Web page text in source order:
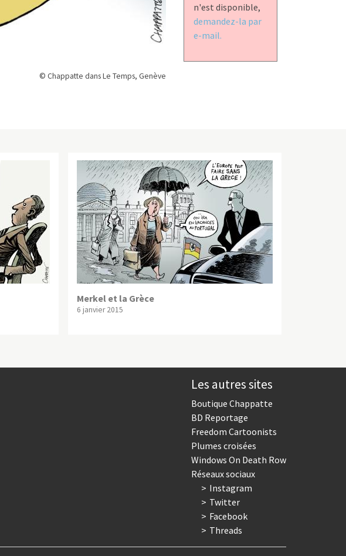
© Chappatte dans Le Temps, Genève
n'est disponible,
demandez-la par
e-mail.
Merkel et la Grèce
6 janvier 2015
Les autres sites
Boutique Chappatte
BD Reportage
Freedom Cartoonists
Plumes croisées
Windows On Death Row
Réseaux sociaux
Instagram
Twitter
Facebook
Threads